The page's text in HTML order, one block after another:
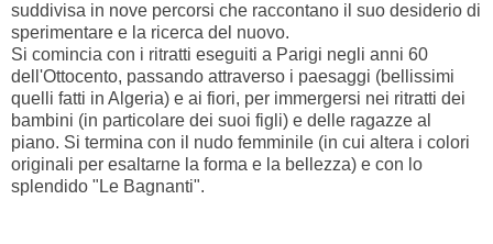
suddivisa in nove percorsi che raccontano il suo desiderio di
sperimentare e la ricerca del nuovo.
Si comincia con i ritratti eseguiti a Parigi negli anni 60
dell'Ottocento, passando attraverso i paesaggi (bellissimi
quelli fatti in Algeria) e ai fiori, per immergersi nei ritratti dei
bambini (in particolare dei suoi figli) e delle ragazze al
piano. Si termina con il nudo femminile (in cui altera i colori
originali per esaltarne la forma e la bellezza) e con lo
splendido "Le Bagnanti".